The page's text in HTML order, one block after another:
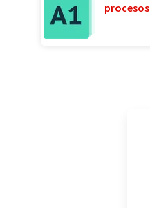
procesos